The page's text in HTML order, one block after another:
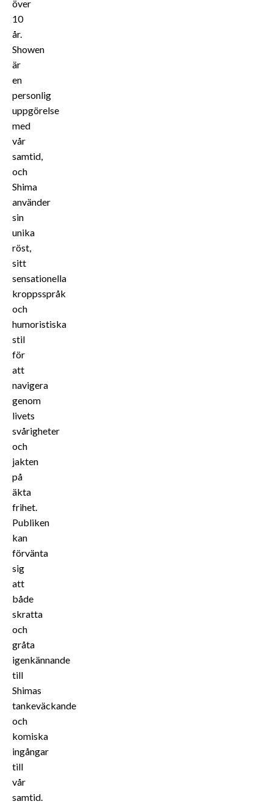
över
10
år.
Showen
är
en
personlig
uppgörelse
med
vår
samtid,
och
Shima
använder
sin
unika
röst,
sitt
sensationella
kroppsspråk
och
humoristiska
stil
för
att
navigera
genom
livets
svårigheter
och
jakten
på
äkta
frihet.
Publiken
kan
förvänta
sig
att
både
skratta
och
gråta
igenkännande
till
Shimas
tankeväckande
och
komiska
ingångar
till
vår
samtid.